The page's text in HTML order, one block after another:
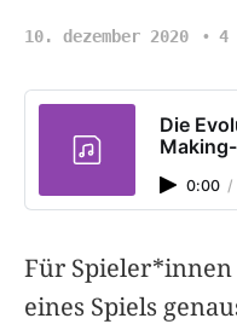
10. dezember 2020 4
Die
0:00 /
Für
eines Spiels